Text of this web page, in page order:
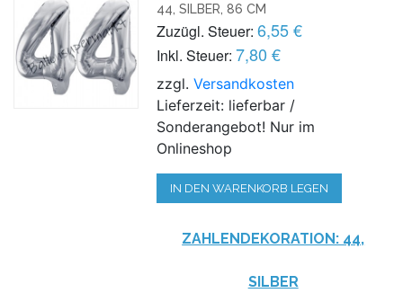
44, SILBER, 86 CM
Zuzügl. Steuer: 6,55 €
Inkl. Steuer: 7,80 €
zzgl.Versandkosten
Lieferzeit: lieferbar /
Sonderangebot! Nur im
Onlineshop
IN DEN WARENKORB LEGEN
ZAHLENDEKORATION: 44,
SILBER